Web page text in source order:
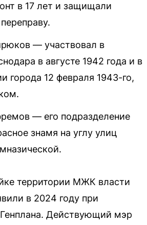
в 17 лет и защищали
— участвовал в
в августе 1942 года и в
города 12 февраля 1943-го,
— его подразделение
знамя на углу улиц
территории МЖК власти
в 2024 году при
Генплана. Действующий мэр